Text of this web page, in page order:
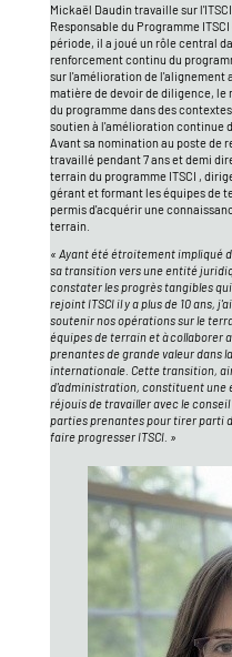
Mickaël Daudin travaille sur
Responsable du Programme
période, il a joué un rôle central
renforcement continu du
sur l'amélioration de l'alignement
matière de devoir de diligence,
du programme dans des
soutien à l'amélioration continue
Avant sa nomination au poste de
travaillé pendant 7 ans et demi
terrain du programme ITSCI ,
gérant et formant les équipes de
permis d'acquérir une
terrain.
« Ayant été étroitement impliqué
sa transition vers une entité
constater les progrès tangibles
rejoint ITSCI il y a plus de 10 ans,
soutenir nos opérations sur le
équipes de terrain et à collaborer
prenantes de grande valeur dans
internationale. Cette transition,
d'administration, constituent une
réjouis de travailler avec le
parties prenantes pour tirer parti
faire progresser ITSCI. »